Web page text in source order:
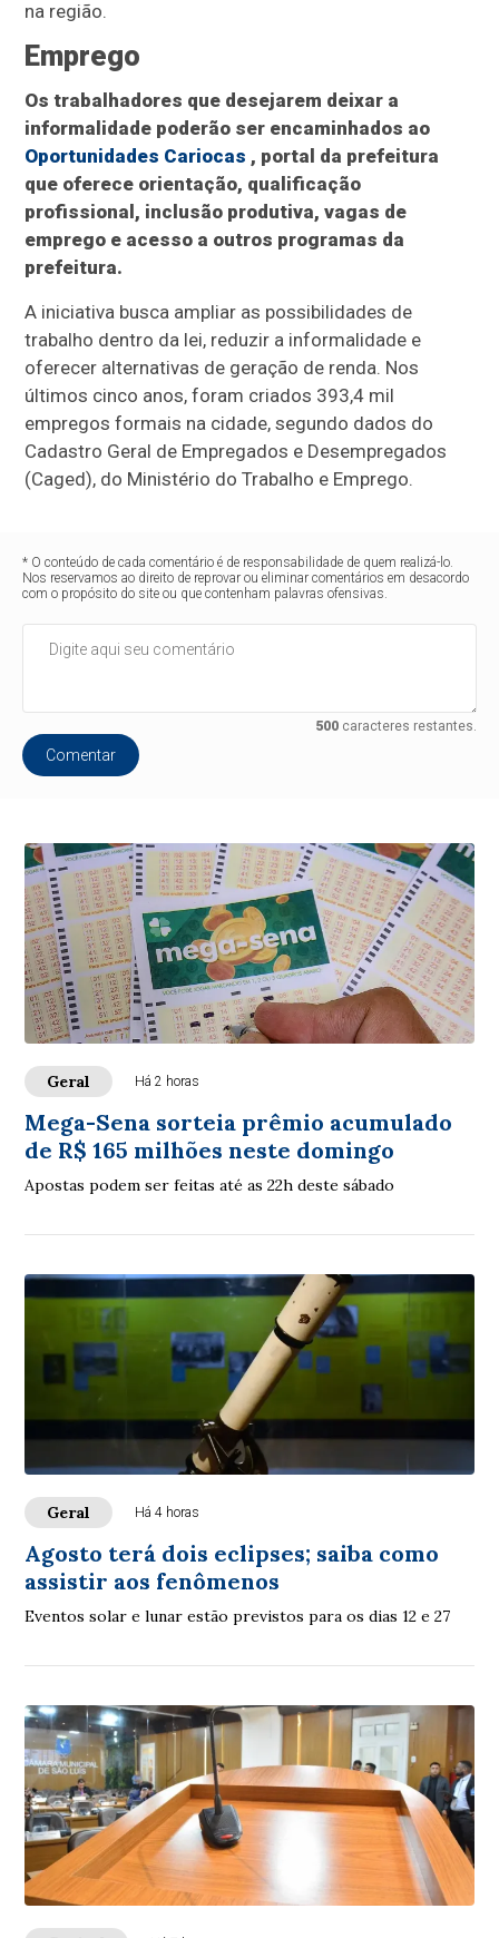
na região.
Emprego
Os trabalhadores que desejarem deixar a
informalidade poderão ser encaminhados ao
Oportunidades Cariocas , portal da prefeitura
que oferece orientação, qualificação
profissional, inclusão produtiva, vagas de
emprego e acesso a outros programas da
prefeitura.
A iniciativa busca ampliar as possibilidades de
trabalho dentro da lei, reduzir a informalidade e
oferecer alternativas de geração de renda. Nos
últimos cinco anos, foram criados 393,4 mil
empregos formais na cidade, segundo dados do
Cadastro Geral de Empregados e Desempregados
(Caged), do Ministério do Trabalho e Emprego.
* O conteúdo de cada comentário é de responsabilidade de quem realizá-lo.
Nos reservamos ao direito de reprovar ou eliminar comentários em desacordo
com o propósito do site ou que contenham palavras ofensivas.
500caracteres restantes.
Comentar
Geral Há 2 horas
Mega-Sena sorteia prêmio acumulado
de R$ 165 milhões neste domingo
Apostas podem ser feitas até as 22h deste sábado
Geral Há 4 horas
Agosto terá dois eclipses; saiba como
assistir aos fenômenos
Eventos solar e lunar estão previstos para os dias 12 e 27